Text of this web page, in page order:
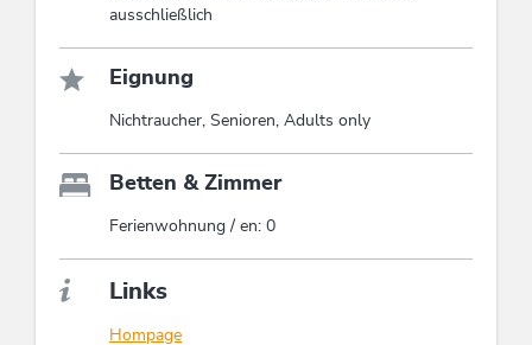
ausschließlich
Eignung
Nichtraucher, Senioren, Adults only
Betten & Zimmer
Ferienwohnung / en: 0
Links
Hompage